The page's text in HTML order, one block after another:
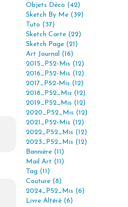
Objets Déco (42)
Sketch By Me (39)
Tuto (37)
Sketch Carte (22)
Sketch Page (21)
Art Journal (16)
2015_P52-Mis (12)
2016_P52-Mis (12)
2017_P52-Mis (12)
2018_P52_Mis (12)
2019_P52_Mis (12)
2020_P52_Mis (12)
2021_P52-Mis (12)
2022_P52_Mis (12)
2023_P52_Mis (12)
Bannière (11)
Mail Art (11)
Tag (11)
Couture (8)
2024_P52_Mis (6)
Livre Altéré (6)